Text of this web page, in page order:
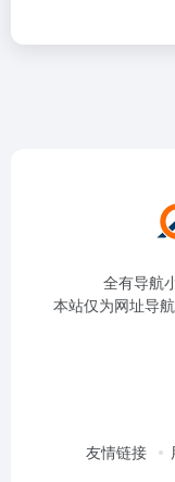
全有导航
本站仅为网址导
友情链接